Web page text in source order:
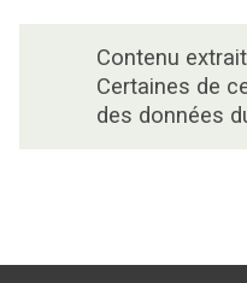
Contenu
Certaines de
des données